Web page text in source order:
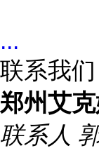
...
联系我们
郑州艾
联系人